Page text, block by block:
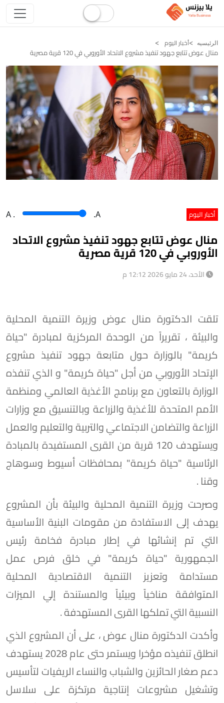
الرئيسيه أخبار اليوم
منال عوض تتابع جهود تنفيذ مشروع الاتحاد الأوروبي في 120 قرية مصرية
أخبار اليوم A . .A
منال عوض تتابع جهود تنفيذ مشروع الاتحاد
الأوروبي في 120 قرية مصرية
الأحد، 24 مايو 2026 12:12 م
تلقت الدكتورة منال عوض وزيرة التنمية المحلية
والبيئة ، تقريراً من الوحدة المركزية لمبادرة "حياة
كريمة" بالوزارة حول متابعة جهود تنفيذ مشروع
الإتحاد الأوروبي من أجل "حياة كريمة" و الذي تنفذه
الوزارة بالتعاون مع برنامج الأغذية العالمي ومنظمة
الأمم المتحدة للأغذية والزراعة وبالتنسيق مع وزارات
الزراعة والتضامن الاجتماعي والتربية والتعليم والعمل
ويستهدف 120 قرية من القرى المستفيدة بالمبادة
الرئاسية "حياة كريمة" بمحافظات أسيوط وسوهاج
وقنا .
وصرحت وزيرة التنمية المحلية والبيئة بأن المشروع
يهدف إلى الاستفادة من مقومات البنية الأساسية
التي تم إنشائها في إطار مبادرة فخامة رئيس
الجمهورية "حياة كريمة" في خلق فرص عمل
مستدامة وتعزيز التنمية الاقتصادية المحلية
المتوافقة مناخياً وبيئياً والمستندة إلي الميزات
النسبية التي تملكها القرى المستهدفة .
وأكدت الدكتورة منال عوض ، على أن المشروع الذي
انطلق تنفيذه مؤخرا ويستمر حتى عام 2028 يستهدف
دعم صغار الحائزين والشباب والنساء الريفيات لتأسيس
وتشغيل مشروعات إنتاجية مرتكزة على سلاسل